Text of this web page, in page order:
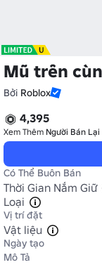
Mũ trên
Bởi Roblox
4,395
Xem Thêm Người Bán Lại
Có Thể Buôn Bán
Thời Gian Nắm Giữ
Loại
Vị trí đặt
Vật liệu
Ngày tạo
Mô Tả